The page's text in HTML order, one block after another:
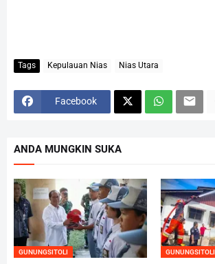
Tags Kepulauan Nias Nias Utara
Facebook
ANDA MUNGKIN SUKA
GUNUNGSITOLI GUNUNGSITOLI